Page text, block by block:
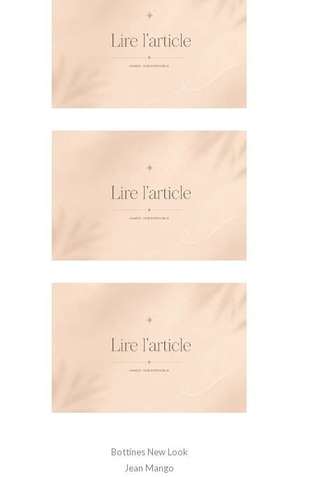
Bottines New Look
Jean Mango